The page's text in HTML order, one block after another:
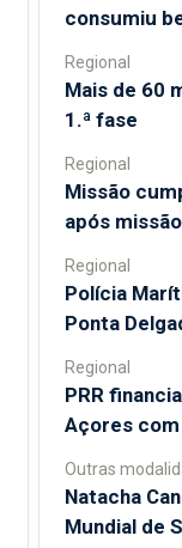
consumiu
Regional
Mais de 60
1.ª fase
Regional
Missão
após
Regional
Polícia
Ponta
Regional
PRR
Açores
Outras
Natacha
Mundial de